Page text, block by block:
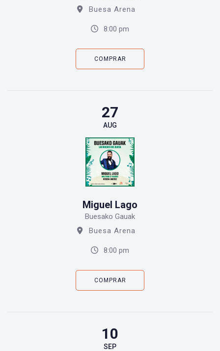
Buesa Arena
8:00 pm
COMPRAR
27
AUG
Miguel Lago
Buesako Gauak
Buesa Arena
8:00 pm
COMPRAR
10
SEP